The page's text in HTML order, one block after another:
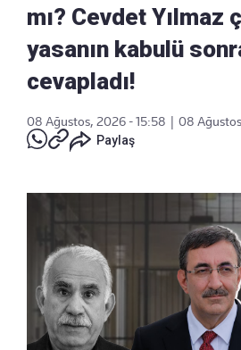
mı? Cevdet Yılmaz
yasanın kabulü
cevapladı!
08 Ağustos, 2026 - 15:58
08
Paylaş